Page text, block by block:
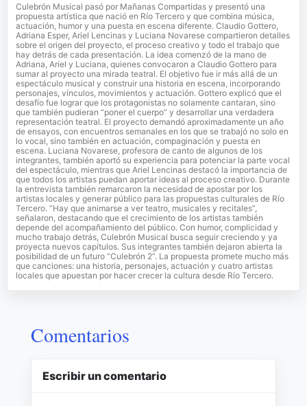
Culebrón Musical pasó por Mañanas Compartidas y presentó una
propuesta artística que nació en Río Tercero y que combina música,
actuación, humor y una puesta en escena diferente. Claudio Gottero,
Adriana Esper, Ariel Lencinas y Luciana Novarese compartieron detalles
sobre el origen del proyecto, el proceso creativo y todo el trabajo que
hay detrás de cada presentación. La idea comenzó de la mano de
Adriana, Ariel y Luciana, quienes convocaron a Claudio Gottero para
sumar al proyecto una mirada teatral. El objetivo fue ir más allá de un
espectáculo musical y construir una historia en escena, incorporando
personajes, vínculos, movimientos y actuación. Gottero explicó que el
desafío fue lograr que los protagonistas no solamente cantaran, sino
que también pudieran “poner el cuerpo” y desarrollar una verdadera
representación teatral. El proyecto demandó aproximadamente un año
de ensayos, con encuentros semanales en los que se trabajó no solo en
lo vocal, sino también en actuación, compaginación y puesta en
escena. Luciana Novarese, profesora de canto de algunos de los
integrantes, también aportó su experiencia para potenciar la parte vocal
del espectáculo, mientras que Ariel Lencinas destacó la importancia de
que todos los artistas puedan aportar ideas al proceso creativo. Durante
la entrevista también remarcaron la necesidad de apostar por los
artistas locales y generar público para las propuestas culturales de Río
Tercero. “Hay que animarse a ver teatro, musicales y recitales”,
señalaron, destacando que el crecimiento de los artistas también
depende del acompañamiento del público. Con humor, complicidad y
mucho trabajo detrás, Culebrón Musical busca seguir creciendo y ya
proyecta nuevos capítulos. Sus integrantes también dejaron abierta la
posibilidad de un futuro “Culebrón 2”. La propuesta promete mucho más
que canciones: una historia, personajes, actuación y cuatro artistas
locales que apuestan por hacer crecer la cultura desde Río Tercero.
Comentarios
Escribir un comentario